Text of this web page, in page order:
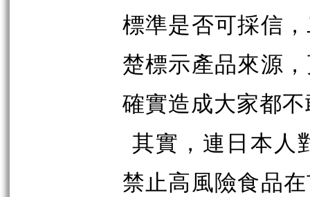
標準是否可採信
楚標示產品來源
確實造成大家都
其實，連日本人
禁止高風險食品